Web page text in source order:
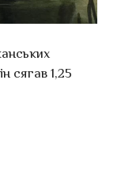
сягав 1,25